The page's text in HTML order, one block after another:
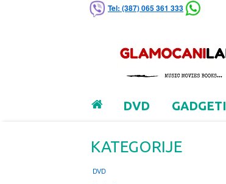
Tel: (387) 065 361 333
DVD GADGETI
KATEGORIJE
DVD